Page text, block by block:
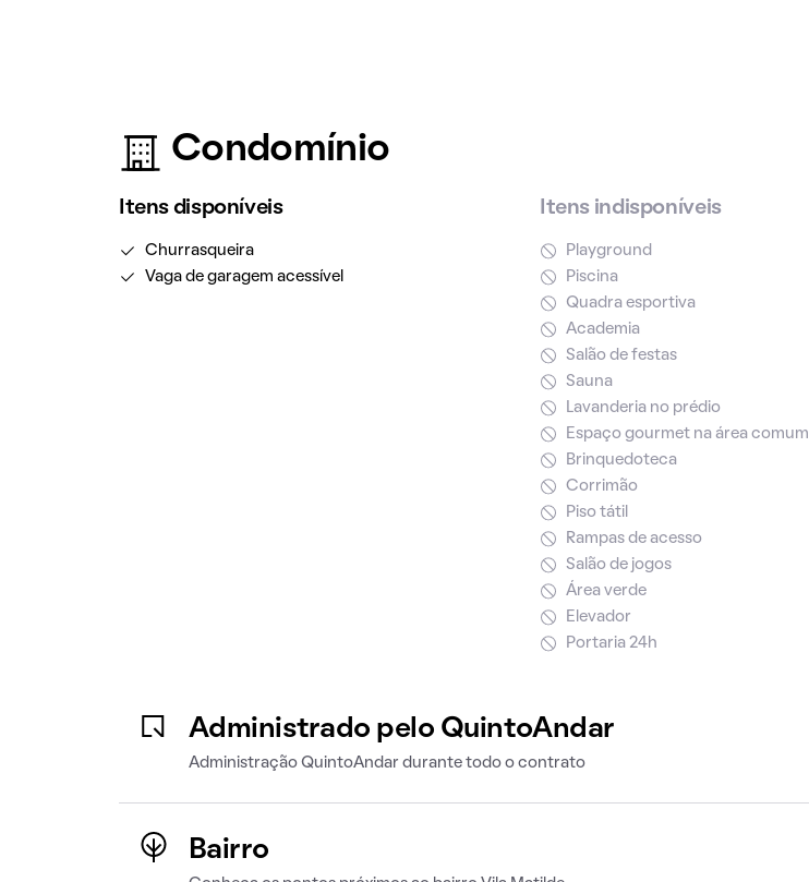
Condomínio
Itens disponíveis
Churrasqueira
Vaga de garagem acessível
Itens indisponíveis
Playground
Piscina
Quadra esportiva
Academia
Salão de festas
Sauna
Lavanderia no prédio
Espaço gourmet na área comum
Brinquedoteca
Corrimão
Piso tátil
Rampas de acesso
Salão de jogos
Área verde
Elevador
Portaria 24h
Administrado pelo QuintoAndar
Administração QuintoAndar durante todo o contrato
Bairro